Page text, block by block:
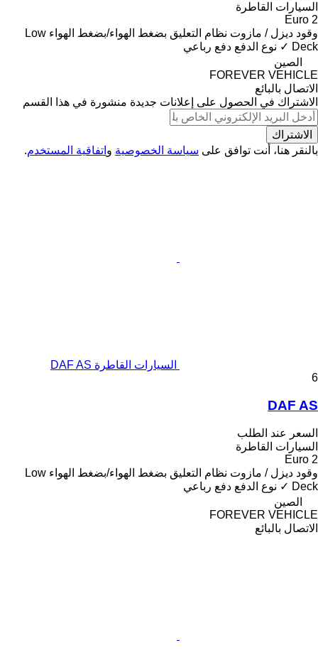
السيارات القاطرة
Euro 2
وقود ديزل / مازوت نظام التعليق بضغط الهواء/بضغط الهواء Low
Deck
✓ نوع الدفع دفع رباعي
الصين
FOREVER VEHICLE
الاتصال بالبائع
الاشتراك في الحصول على إعلانات جديدة منشورة في هذا القسم
الاشتراك
بالنقر هنا، أنت توافق على سياسة الخصوصية و اتفاقية المستخدم.
السيارات القاطرة DAF AS
6
DAF AS
السعر عند الطلب
السيارات القاطرة
Euro 2
وقود ديزل / مازوت نظام التعليق بضغط الهواء/بضغط الهواء Low
Deck
✓ نوع الدفع دفع رباعي
الصين
FOREVER VEHICLE
الاتصال بالبائع